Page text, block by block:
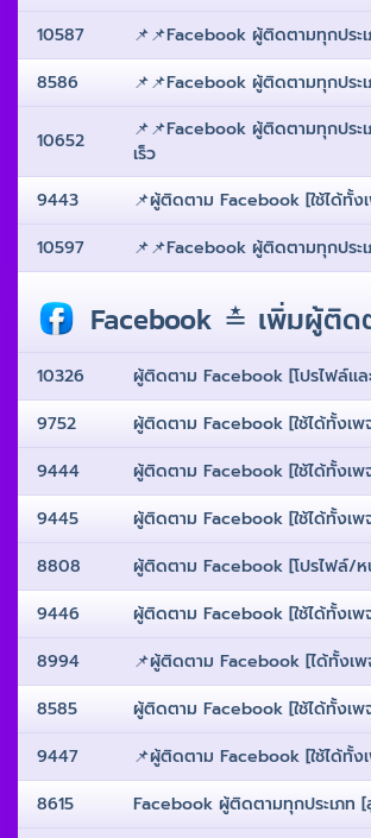
10587
📌📌Facebook ผู้ติดตามทุกประ
8586
📌📌Facebook ผู้ติดตามทุกประ
10652
📌📌Facebook ผู้ติดตามทุกประ
เร็ว
9443
📌ผู้ติดตาม Facebook [ใช้ได้ทั้
10597
📌📌Facebook ผู้ติดตามทุกประ
Facebook ≛ เพิ่มผู้ติด
10326
ผู้ติดตาม Facebook [โปรไฟล์เเ
9752
ผู้ติดตาม Facebook [ใช้ได้ทั้งเ
9444
ผู้ติดตาม Facebook [ใช้ได้ทั้งเ
9445
ผู้ติดตาม Facebook [ใช้ได้ทั้งเ
8808
ผู้ติดตาม Facebook [โปรไฟล์/
9446
ผู้ติดตาม Facebook [ใช้ได้ทั้งเ
8994
📌ผู้ติดตาม Facebook [ได้ทั้งเ
8585
ผู้ติดตาม Facebook [ใช้ได้ทั้งเ
9447
📌ผู้ติดตาม Facebook [ใช้ได้ทั้
8615
Facebook ผู้ติดตามทุกประเภ